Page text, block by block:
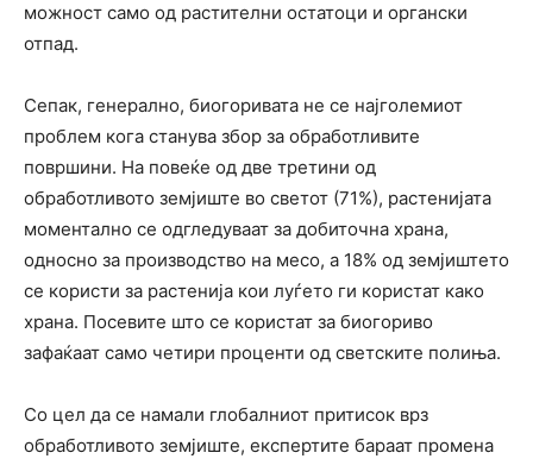
можност само од растителни остатоци и органски
отпад.
Сепак, генерално, биогоривата не се најголемиот
проблем кога станува збор за обработливите
површини. На повеќе од две третини од
обработливото земјиште во светот (71%), растенијата
моментално се одгледуваат за добиточна храна,
односно за производство на месо, а 18% од земјиштето
се користи за растенија кои луѓето ги користат како
храна. Посевите што се користат за биогориво
зафаќаат само четири проценти од светските полиња.
Со цел да се намали глобалниот притисок врз
обработливото земјиште, експертите бараат промена